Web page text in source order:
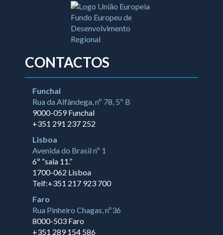
CONTACTOS
Funchal
Rua da Alfândega, nº 78, 5º B
9000-059 Funchal
+351 291 237 252
Lisboa
Avenida do Brasil nº 1
6º “sala 11.”
1700-062 Lisboa
Telf:+351 217 923 700
Faro
Rua Pinheiro Chagas, nº36
8000-503 Faro
+351 289 154 586